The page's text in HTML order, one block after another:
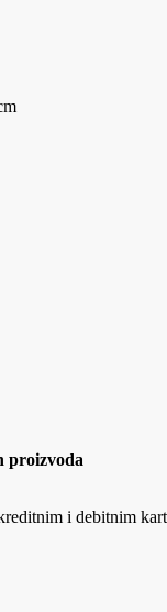
proizvoda
i debitnim